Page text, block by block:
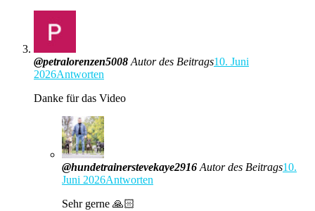
@petralorenzen5008 Autor des Beitrags10. Juni
2026Antworten
Danke für das Video
@hundetrainerstevekaye2916 Autor des Beitrags10.
Juni 2026Antworten
Sehr gerne 🙏🏻